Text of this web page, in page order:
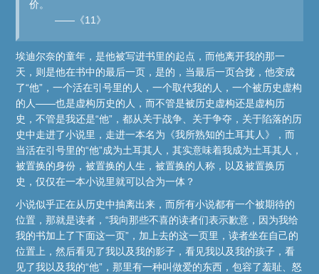
价。
——《11》
埃迪尔奈的童年，是他被写进书里的起点，而他离开我的那一
天，则是他在书中的最后一页，是的，当最后一页合拢，他变成
了“他”，一个活在引号里的人，一个取代我的人，一个被历史虚构
的人——也是虚构历史的人，而不管是被历史虚构还是虚构历
史，不管是我还是“他”，都从关于战争、关于争夺，关于陷落的历
史中走进了小说里，走进一本名为《我所熟知的土耳其人》，而
当活在引号里的“他”成为土耳其人，其实意味着我成为土耳其人，
被置换的身份，被置换的人生，被置换的人称，以及被置换历
史，仅仅在一本小说里就可以合为一体？
小说似乎正在从历史中抽离出来，而所有小说都有一个被期待的
位置，那就是读者，“我向那些不喜的读者们表示歉意，因为我给
我的书加上了下面这一页”，加上去的这一页里，读者坐在自己的
位置上，然后看见了我以及我的影子，看见我以及我的孩子，看
见了我以及我的“他”，那里有一种叫做爱的东西，包容了羞耻、怒